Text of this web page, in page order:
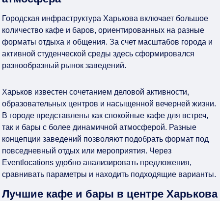
Городская инфраструктура Харькова включает большое
количество кафе и баров, ориентированных на разные
форматы отдыха и общения. За счет масштабов города и
активной студенческой среды здесь сформировался
разнообразный рынок заведений.
Харьков известен сочетанием деловой активности,
образовательных центров и насыщенной вечерней жизни.
В городе представлены как спокойные кафе для встреч,
так и бары с более динамичной атмосферой. Разные
концепции заведений позволяют подобрать формат под
повседневный отдых или мероприятия. Через
Eventlocations удобно анализировать предложения,
сравнивать параметры и находить подходящие варианты.
Лучшие кафе и бары в центре Харькова